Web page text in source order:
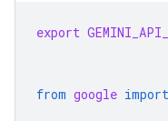
export
from google import